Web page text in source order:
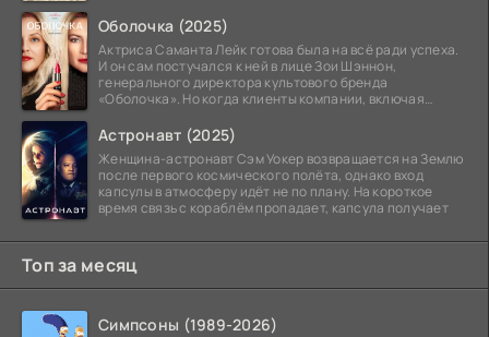
Оболочка (2025)
Актриса Саманта Лейк готова была на всё ради успеха.
И он сам постучался к ней в лице Зои Шэннон,
генерального директора культового бренда
«Оболочка». Но когда клиенты компании, включая
Астронавт (2025)
Женщина-астронавт Сэм Уокер возвращается на Землю
после первого космического полёта, однако вход
капсулы в атмосферу идёт не по плану. На короткое
время связь с кораблём пропадает, капсула получает
Топ за месяц
Симпсоны (1989-2026)